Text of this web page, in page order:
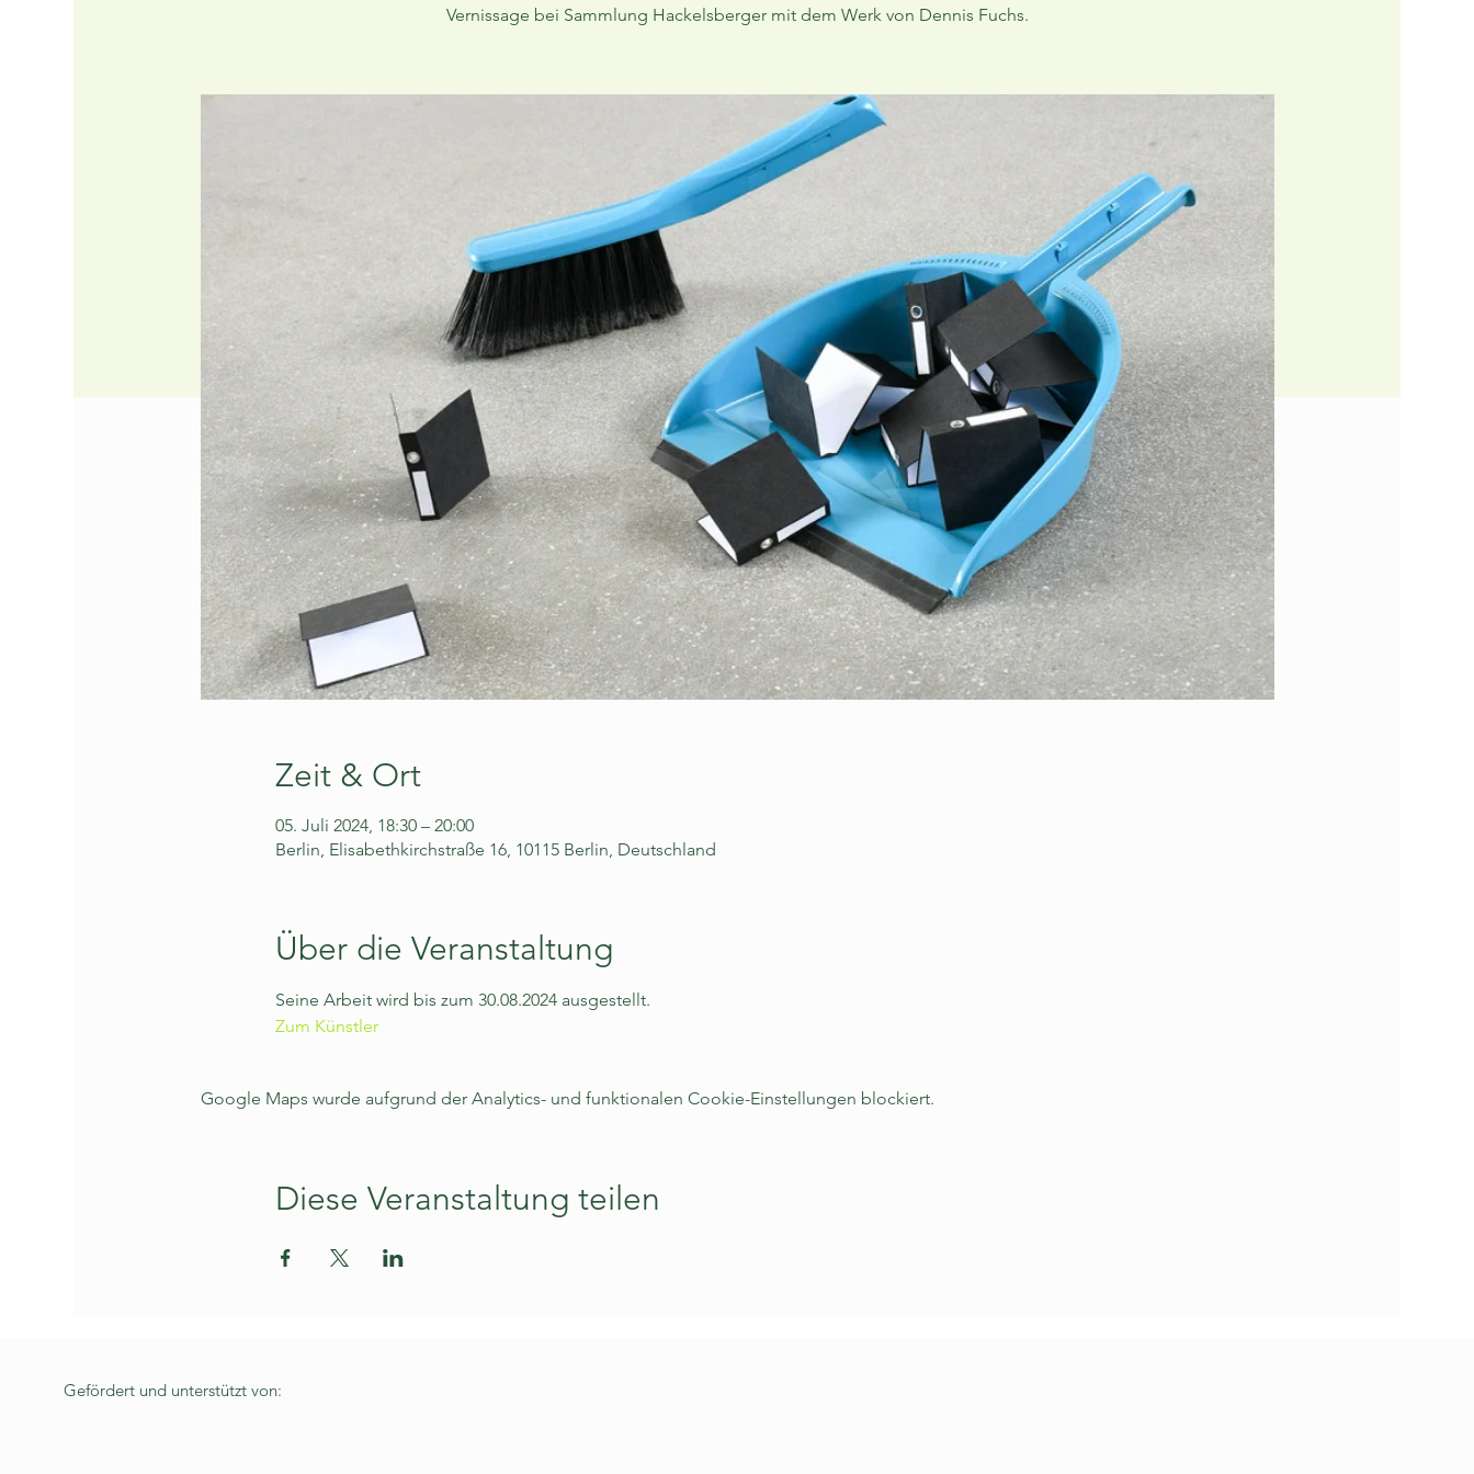
Vernissage bei Sammlung Hackelsberger mit dem Werk von Dennis Fuchs.
Zeit & Ort
05. Juli 2024, 18:30 – 20:00
Berlin, Elisabethkirchstraße 16, 10115 Berlin, Deutschland
Über die Veranstaltung
Seine Arbeit wird bis zum 30.08.2024 ausgestellt.
Zum Künstler
Google Maps wurde aufgrund der Analytics- und funktionalen Cookie-Einstellungen blockiert.
Diese Veranstaltung teilen
Gefördert und unterstützt von: